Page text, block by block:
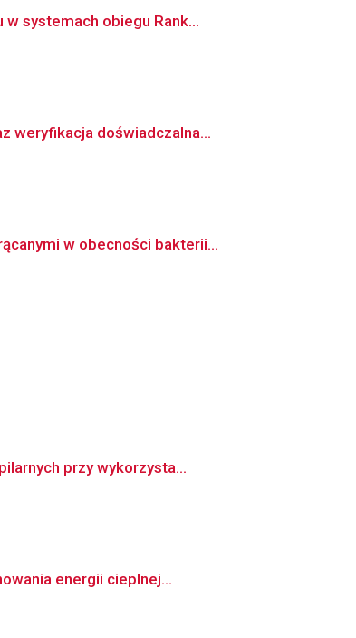
systemach obiegu Rank...
weryfikacja doświadczalna...
w obecności bakterii...
przy wykorzysta...
energii cieplnej...